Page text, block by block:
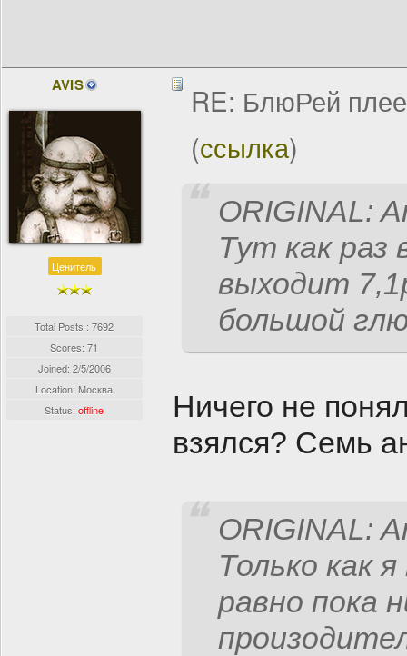
AVIS
Ценитель
Total Posts : 7692
Scores: 71
Joined: 2/5/2006
Location: Москва
Status:offline
RE: БлюРей
(ссылка)
ORIGINAL:
Тут как раз
выходит
большой
Ничего не
взялся? Семь
ORIGINAL:
Только как
равно пока